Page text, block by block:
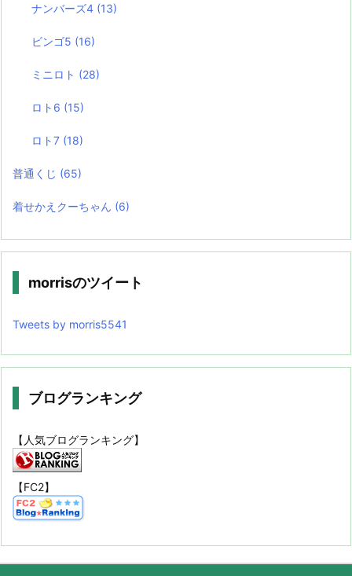
ナンバーズ4 (13)
ビンゴ5 (16)
ミニロト (28)
ロト6 (15)
ロト7 (18)
普通くじ (65)
着せかえクーちゃん (6)
morrisのツイート
Tweets by morris5541
ブログランキング
【人気ブログランキング】
【FC2】